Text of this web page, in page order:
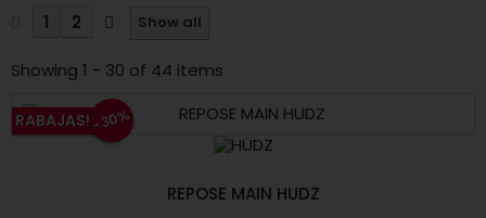
Show all
1 2
Showing 1 - 30 of 44 items
RABAJAS!-30%
REPOSE MAIN HUDZ